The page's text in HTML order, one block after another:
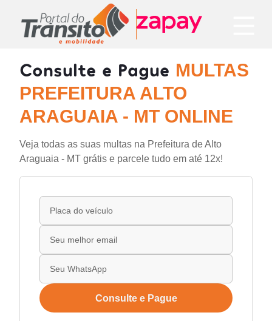
Consulte e Pague MULTAS
PREFEITURA ALTO
ARAGUAIA - MT ONLINE
Veja todas as suas multas na Prefeitura de Alto
Araguaia - MT grátis e parcele tudo em até 12x!
Consulte e Pague